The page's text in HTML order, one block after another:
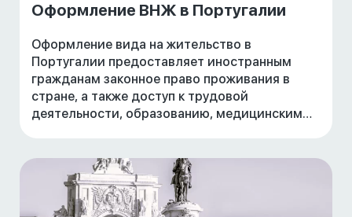
Оформление ВНЖ в Португалии
Оформление вида на жительство в
Португалии предоставляет иностранным
гражданам законное право проживания в
стране, а также доступ к трудовой
деятельности, образованию, медицинским